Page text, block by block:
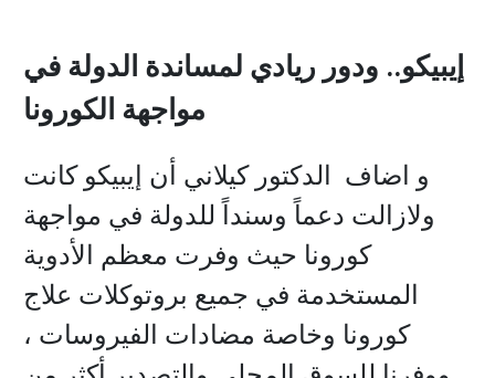
إيبيكو.. ودور ريادي لمساندة الدولة في
مواجهة الكورونا
و اضاف الدكتور كيلاني أن إيبيكو كانت
ولازالت دعماً وسنداً للدولة في مواجهة
كورونا حيث وفرت معظم الأدوية
المستخدمة في جميع بروتوكلات علاج
كورونا وخاصة مضادات الفيروسات ،